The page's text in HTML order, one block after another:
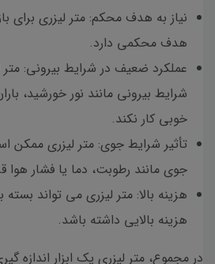
نیاز به هدف محکم: متر لیزری برای
هدف محکمی دارد.
عملکرد ضعیف در شرایط بیرونی:
شرایط بیرونی مانند نور خورشید،
خوبی کار نکند.
تأثیر شرایط جوی: متر لیزری ممکن
جوی مانند رطوبت، دما یا فشار هوا
هزینه بالا: متر لیزری می تواند
هزینه بالایی داشته باشد.
در مجموع، متر لیزری یک ابزار اندازه